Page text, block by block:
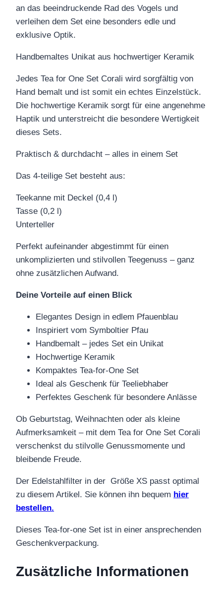
an das beeindruckende Rad des Vogels und
verleihen dem Set eine besonders edle und
exklusive Optik.
Handbemaltes Unikat aus hochwertiger Keramik
Jedes Tea for One Set Corali wird sorgfältig von
Hand bemalt und ist somit ein echtes Einzelstück.
Die hochwertige Keramik sorgt für eine angenehme
Haptik und unterstreicht die besondere Wertigkeit
dieses Sets.
Praktisch & durchdacht – alles in einem Set
Das 4-teilige Set besteht aus:
Teekanne mit Deckel (0,4 l)
Tasse (0,2 l)
Unterteller
Perfekt aufeinander abgestimmt für einen
unkomplizierten und stilvollen Teegenuss – ganz
ohne zusätzlichen Aufwand.
Deine Vorteile auf einen Blick
Elegantes Design in edlem Pfauenblau
Inspiriert vom Symboltier Pfau
Handbemalt – jedes Set ein Unikat
Hochwertige Keramik
Kompaktes Tea-for-One Set
Ideal als Geschenk für Teeliebhaber
Perfektes Geschenk für besondere Anlässe
Ob Geburtstag, Weihnachten oder als kleine
Aufmerksamkeit – mit dem Tea for One Set Corali
verschenkst du stilvolle Genussmomente und
bleibende Freude.
Der Edelstahlfilter in der Größe XS passt optimal
zu diesem Artikel. Sie können ihn bequem hier
bestellen.
Dieses Tea-for-one Set ist in einer ansprechenden
Geschenkverpackung.
Zusätzliche Informationen